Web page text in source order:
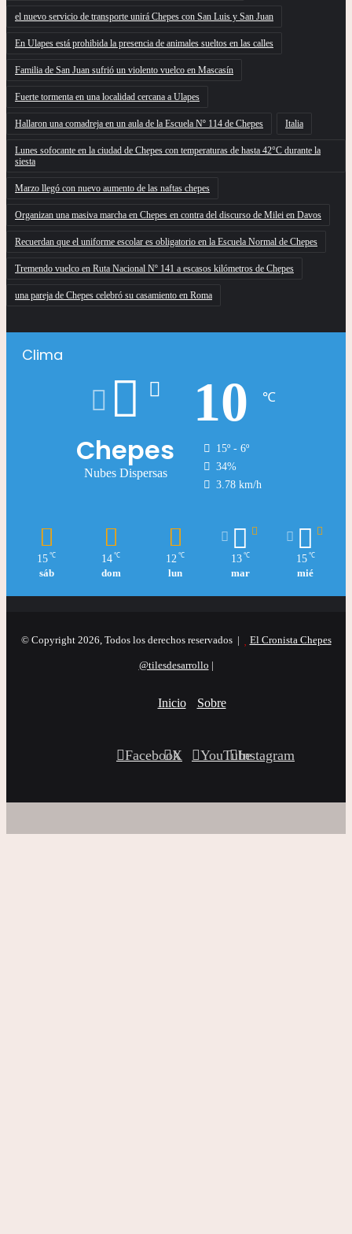
el nuevo servicio de transporte unirá Chepes con San Luis y San Juan
En Ulapes está prohibida la presencia de animales sueltos en las calles
Familia de San Juan sufrió un violento vuelco en Mascasín
Fuerte tormenta en una localidad cercana a Ulapes
Hallaron una comadreja en un aula de la Escuela Nº 114 de Chepes Italia
Lunes sofocante en la ciudad de Chepes con temperaturas de hasta 42°C durante la
siesta
Marzo llegó con nuevo aumento de las naftas chepes
Organizan una masiva marcha en Chepes en contra del discurso de Milei en Davos
Recuerdan que el uniforme escolar es obligatorio en la Escuela Normal de Chepes
Tremendo vuelco en Ruta Nacional Nº 141 a escasos kilómetros de Chepes
una pareja de Chepes celebró su casamiento en Roma
Clima
Chepes
Nubes Dispersas
10 ℃
15º - 6º
34%
3.78 km/h
15 ℃
sáb
14 ℃
dom
12 ℃
lun
13 ℃
mar
15 ℃
mié
© Copyright 2026, Todos los derechos reservados | El Cronista Chepes
@tilesdesarrollo |
Inicio Sobre
Facebook
X YouTubeInstagram